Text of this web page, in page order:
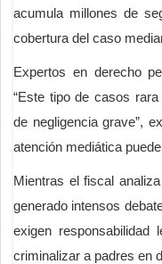
acumula millones de
cobertura del caso
Expertos en derecho
“Este tipo de casos
de negligencia grave”,
atención mediática
Mientras el fiscal
generado intensos
exigen responsabilidad
criminalizar a padres en